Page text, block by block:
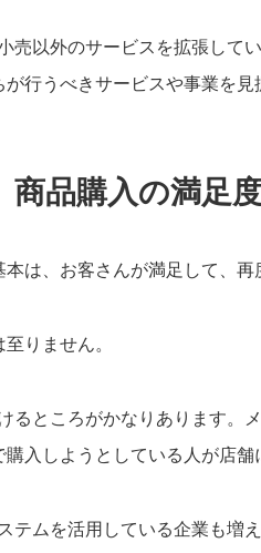
売以外のサービスを拡張して
行うべきサービスや事業を
商品購入の満足
は、お客さんが満足して、再
りません。
るところがかなりあります。
入しようとしている人が店
テムを活用している企業も増